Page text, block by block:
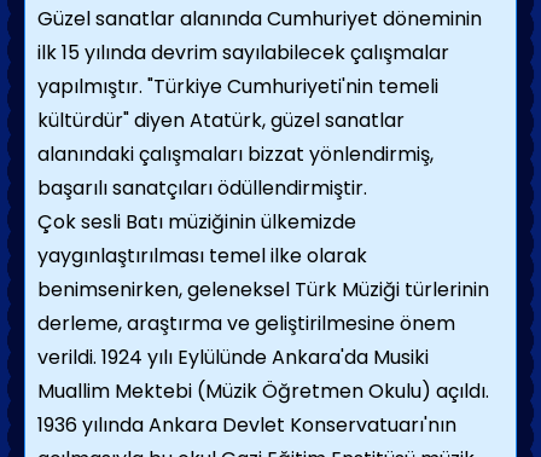
Güzel sanatlar alanında Cumhuriyet döneminin
ilk 15 yılında devrim sayılabilecek çalışmalar
yapılmıştır. "Türkiye Cumhuriyeti'nin temeli
kültürdür" diyen Atatürk, güzel sanatlar
alanındaki çalışmaları bizzat yönlendirmiş,
başarılı sanatçıları ödüllendirmiştir.
Çok sesli Batı müziğinin ülkemizde
yaygınlaştırılması temel ilke olarak
benimsenirken, geleneksel Türk Müziği türlerinin
derleme, araştırma ve geliştirilmesine önem
verildi. 1924 yılı Eylülünde Ankara'da Musiki
Muallim Mektebi (Müzik Öğretmen Okulu) açıldı.
1936 yılında Ankara Devlet Konservatuarı'nın